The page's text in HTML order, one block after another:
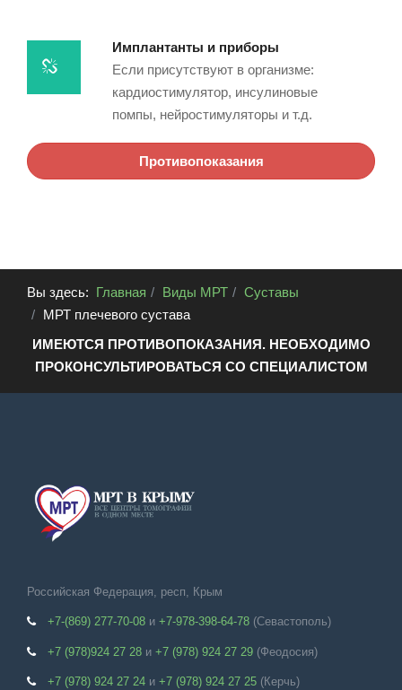
Имплантанты и приборы
Если присутствуют в организме:
кардиостимулятор, инсулиновые
помпы, нейростимуляторы и т.д.
Противопоказания
Вы здесь: Главная Виды МРТ
Суставы
МРТ плечевого сустава
ИМЕЮТСЯ ПРОТИВОПОКАЗАНИЯ. НЕОБХОДИМО
ПРОКОНСУЛЬТИРОВАТЬСЯ СО СПЕЦИАЛИСТОМ
Российская Федерация, респ, Крым
+7-(869) 277-70-08и +7-978-398-64-78(Севастополь)
+7 (978)924 27 28и +7 (978) 924 27 29(Феодосия)
+7 (978) 924 27 24и +7 (978) 924 27 25(Керчь)